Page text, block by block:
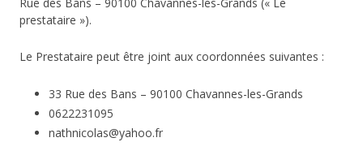
prestataire »).
Le Prestataire peut être joint aux coordonnées suivantes :
33 Rue des Bans – 90100 Chavannes-les-Grands
0622231095
nathnicolas@yahoo.fr